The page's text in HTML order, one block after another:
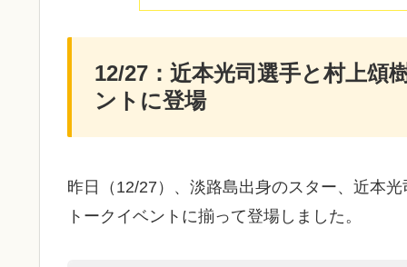
12/27：近本光司選手と村上頌
ントに登場
昨日（12/27）、淡路島出身のスター、近本
トークイベントに揃って登場しました。